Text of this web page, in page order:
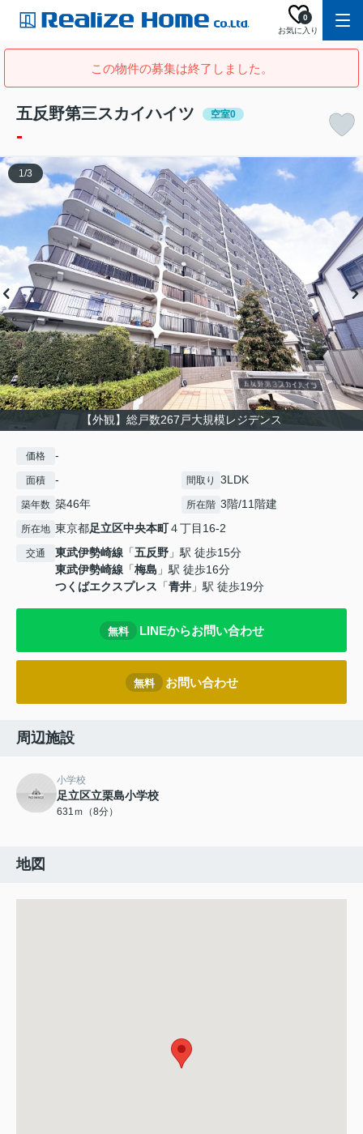
お気に入り
0
この物件の募集は終了しました。
五反野第三スカイハイツ 空室0
-
【外観】総戸数267戸大規模レジデンス
1/3
価格 -
面積 - 間取り 3LDK
築年数 築46年 所在階 3階/11階建
所在地 東京都足立区中央本町４丁目16-2
交通 東武伊勢崎線 「五反野 」駅 徒歩15分
東武伊勢崎線 「梅島 」駅 徒歩16分
つくばエクスプレス 「青井 」駅 徒歩19分
無料 LINEからお問い合わせ
無料 お問い合わせ
周辺施設
小学校
足立区立栗島小学校
631ｍ（8分）
地図